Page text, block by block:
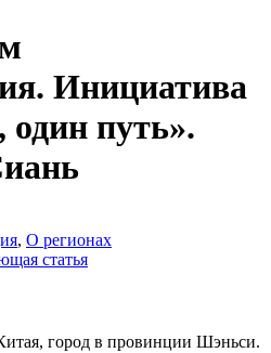
Инициатива
один путь».
, О регионах
статья
город в провинции Шэньси.